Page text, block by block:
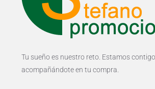
Tu sueño es nuestro reto. Estamos contigo,
acompañándote en tu compra.